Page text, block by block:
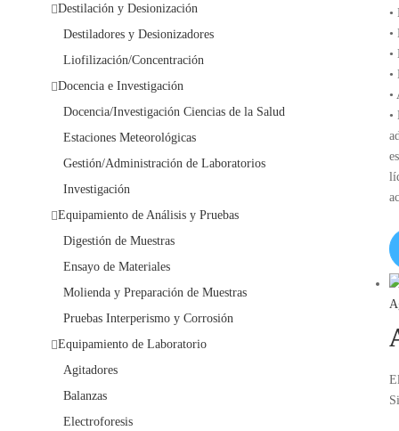
•
•
•
•
•
•
Destilación y Desionización
Destiladores y Desionizadores
Liofilización/Concentración
Docencia e Investigación
Docencia/Investigación Ciencias de la Salud
Estaciones Meteorológicas
Gestión/Administración de Laboratorios
Investigación
Equipamiento de Análisis y Pruebas
Digestión de Muestras
Ensayo de Materiales
Molienda y Preparación de Muestras
Pruebas Interperismo y Corrosión
Equipamiento de Laboratorio
Agitadores
Balanzas
Electroforesis